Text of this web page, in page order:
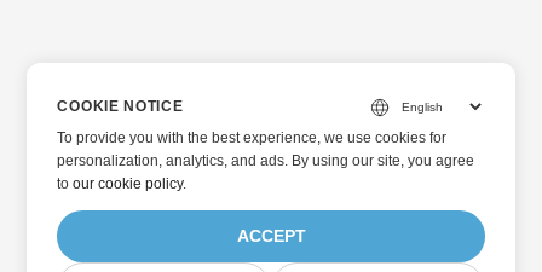
COOKIE NOTICE
To provide you with the best experience, we use cookies for
personalization, analytics, and ads. By using our site, you agree
toour cookie policy.
ACCEPT